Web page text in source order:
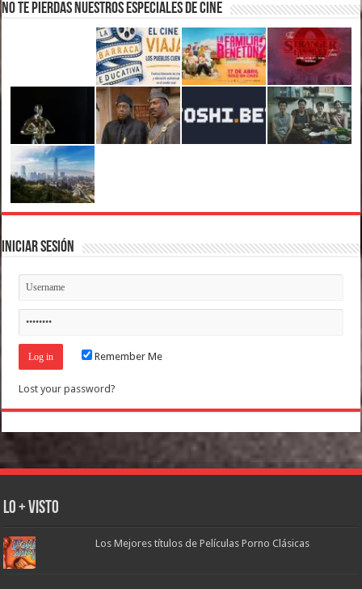
No te pierdas nuestros Especiales de Cine
Iniciar Sesión
Remember Me
Lost your password?
Lo + Visto
Los Mejores títulos de Películas Porno Clásicas